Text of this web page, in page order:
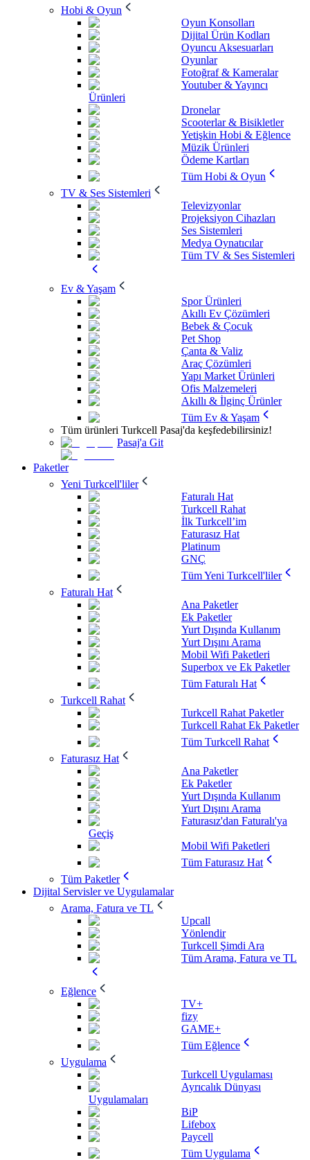
Hobi & Oyun
Oyun Konsolları
Dijital Ürün Kodları
Oyuncu Aksesuarları
Oyunlar
Fotoğraf & Kameralar
Youtuber & Yayıncı
Ürünleri
Dronelar
Scooterlar & Bisikletler
Yetişkin Hobi & Eğlence
Müzik Ürünleri
Ödeme Kartları
Tüm Hobi & Oyun
TV & Ses Sistemleri
Televizyonlar
Projeksiyon Cihazları
Ses Sistemleri
Medya Oynatıcılar
Tüm TV & Ses Sistemleri
Ev & Yaşam
Spor Ürünleri
Akıllı Ev Çözümleri
Bebek & Çocuk
Pet Shop
Çanta & Valiz
Araç Çözümleri
Yapı Market Ürünleri
Ofis Malzemeleri
Akıllı & İlginç Ürünler
Tüm Ev & Yaşam
Tüm ürünleri Turkcell Pasaj'da keşfedebilirsiniz!
Pasaj'a Git
Paketler
Yeni Turkcell'liler
Faturalı Hat
Turkcell Rahat
İlk Turkcell’im
Faturasız Hat
Platinum
GNÇ
Tüm Yeni Turkcell'liler
Faturalı Hat
Ana Paketler
Ek Paketler
Yurt Dışında Kullanım
Yurt Dışını Arama
Mobil Wifi Paketleri
Superbox ve Ek Paketler
Tüm Faturalı Hat
Turkcell Rahat
Turkcell Rahat Paketler
Turkcell Rahat Ek Paketler
Tüm Turkcell Rahat
Faturasız Hat
Ana Paketler
Ek Paketler
Yurt Dışında Kullanım
Yurt Dışını Arama
Faturasız'dan Faturalı'ya
Geçiş
Mobil Wifi Paketleri
Tüm Faturasız Hat
Tüm Paketler
Dijital Servisler ve Uygulamalar
Arama, Fatura ve TL
Upcall
Yönlendir
Turkcell Şimdi Ara
Tüm Arama, Fatura ve TL
Eğlence
TV+
fizy
GAME+
Tüm Eğlence
Uygulama
Turkcell Uygulaması
Ayrıcalık Dünyası
Uygulamaları
BiP
Lifebox
Paycell
Tüm Uygulama